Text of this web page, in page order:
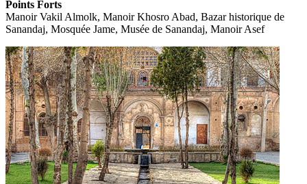
Points Forts
Manoir Vakil Almolk, Manoir Khosro Abad, Bazar historique de
Sanandaj, Mosquée Jame, Musée de Sanandaj, Manoir Asef